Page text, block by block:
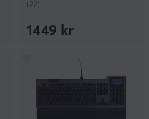
(22)
1449 kr